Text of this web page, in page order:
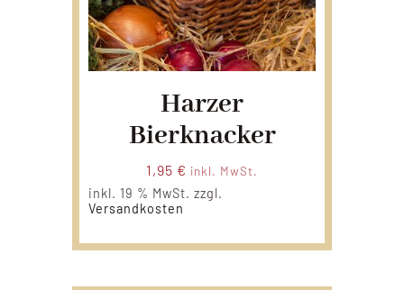
Harzer
Bierknacker
1,95 € inkl. MwSt.
inkl. 19 % MwSt. zzgl.
Versandkosten